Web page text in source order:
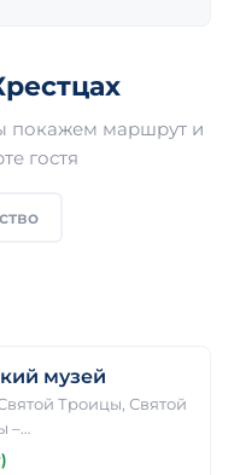
покажем маршрут и
гостя
музей
Троицы, Святой
–…